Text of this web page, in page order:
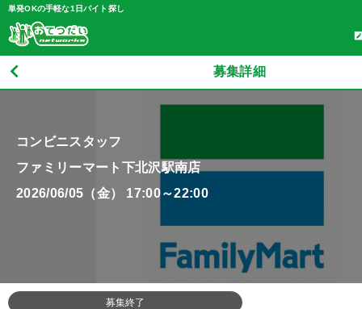
単発OKの手軽な1日バイト探し
募集詳細
コンビニスタッフ
ファミリーマート下北沢駅南店
2026/06/05（金） 17:00～22:00
募集終了